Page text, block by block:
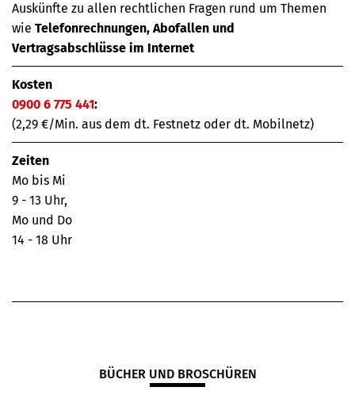
Auskünfte zu allen rechtlichen Fragen rund um Themen
wie Telefonrechnungen, Abofallen und
Vertragsabschlüsse im Internet
Kosten
0900 6 775 441:
(2,29 €/Min. aus dem dt. Festnetz oder dt. Mobilnetz)
Zeiten
Mo bis Mi
9 - 13 Uhr,
Mo und Do
14 - 18 Uhr
BÜCHER UND BROSCHÜREN